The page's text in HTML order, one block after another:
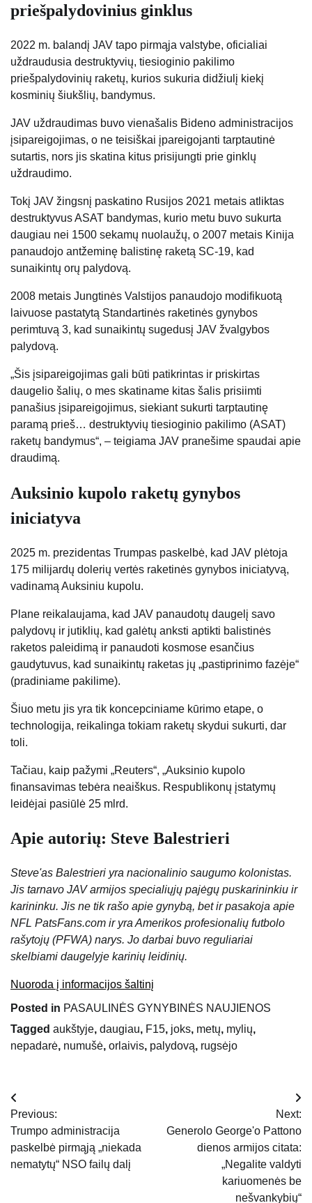
priešpalydovinius ginklus
2022 m. balandį JAV tapo pirmąja valstybe, oficialiai
uždraudusia destruktyvių, tiesioginio pakilimo
priešpalydovinių raketų, kurios sukuria didžiulį kiekį
kosminių šiukšlių, bandymus.
JAV uždraudimas buvo vienašalis Bideno administracijos
įsipareigojimas, o ne teisiškai įpareigojanti tarptautinė
sutartis, nors jis skatina kitus prisijungti prie ginklų
uždraudimo.
Tokį JAV žingsnį paskatino Rusijos 2021 metais atliktas
destruktyvus ASAT bandymas, kurio metu buvo sukurta
daugiau nei 1500 sekamų nuolaužų, o 2007 metais Kinija
panaudojo antžeminę balistinę raketą SC-19, kad
sunaikintų orų palydovą.
2008 metais Jungtinės Valstijos panaudojo modifikuotą
laivuose pastatytą Standartinės raketinės gynybos
perimtuvą 3, kad sunaikintų sugedusį JAV žvalgybos
palydovą.
„Šis įsipareigojimas gali būti patikrintas ir priskirtas
daugelio šalių, o mes skatiname kitas šalis prisiimti
panašius įsipareigojimus, siekiant sukurti tarptautinę
paramą prieš… destruktyvių tiesioginio pakilimo (ASAT)
raketų bandymus“, – teigiama JAV pranešime spaudai apie
draudimą.
Auksinio kupolo raketų gynybos
iniciatyva
2025 m. prezidentas Trumpas paskelbė, kad JAV plėtoja
175 milijardų dolerių vertės raketinės gynybos iniciatyvą,
vadinamą Auksiniu kupolu.
Plane reikalaujama, kad JAV panaudotų daugelį savo
palydovų ir jutiklių, kad galėtų anksti aptikti balistinės
raketos paleidimą ir panaudoti kosmose esančius
gaudytuvus, kad sunaikintų raketas jų „pastiprinimo fazėje“
(pradiniame pakilime).
Šiuo metu jis yra tik koncepciniame kūrimo etape, o
technologija, reikalinga tokiam raketų skydui sukurti, dar
toli.
Tačiau, kaip pažymi „Reuters“, „Auksinio kupolo
finansavimas tebėra neaiškus. Respublikonų įstatymų
leidėjai pasiūlė 25 mlrd.
Apie autorių: Steve Balestrieri
Steve'as Balestrieri yra nacionalinio saugumo kolonistas.
Jis tarnavo JAV armijos specialiųjų pajėgų puskarininkiu ir
karininku. Jis ne tik rašo apie gynybą, bet ir pasakoja apie
NFL PatsFans.com ir yra Amerikos profesionalių futbolo
rašytojų (PFWA) narys. Jo darbai buvo reguliariai
skelbiami daugelyje karinių leidinių.
Nuoroda į informacijos šaltinį
Posted in PASAULINĖS GYNYBINĖS NAUJIENOS
Tagged aukštyje, daugiau, F15, joks, metų, mylių,
nepadarė, numušė, orlaivis, palydovą, rugsėjo
Navigacija
tarp
įrašų
Previous:
Trumpo administracija
paskelbė pirmąją „niekada
nematytų“ NSO failų dalį
Next:
Generolo George'o Pattono
dienos armijos citata:
„Negalite valdyti
kariuomenės be
nešvankybių“